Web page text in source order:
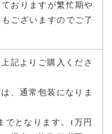
おりますが繁忙期や
ございますのでご了
記よりご購入くださ
、通常包装になりま
でとなります。1万円